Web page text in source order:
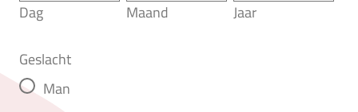
Dag Maand Jaar
Geslacht
Man